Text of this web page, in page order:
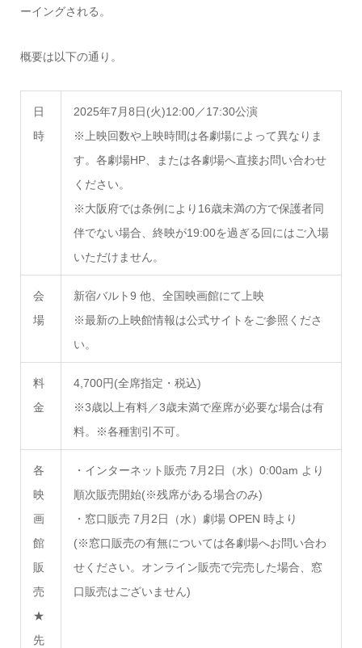
ーイングされる。
概要は以下の通り。
日
時
2025年7月8日(火)12:00／17:30公演
※上映回数や上映時間は各劇場によって異なりま
す。各劇場HP、または各劇場へ直接お問い合わせ
ください。
※大阪府では条例により16歳未満の方で保護者同
伴でない場合、終映が19:00を過ぎる回にはご入場
いただけません。
会
場
新宿バルト9 他、全国映画館にて上映
※最新の上映館情報は公式サイトをご参照くださ
い。
料
金
4,700円(全席指定・税込)
※3歳以上有料／3歳未満で座席が必要な場合は有
料。※各種割引不可。
各
映
画
館
販
売
★
先
・インターネット販売 7月2日（水）0:00am より
順次販売開始(※残席がある場合のみ)
・窓口販売 7月2日（水）劇場 OPEN 時より
(※窓口販売の有無については各劇場へお問い合わ
せください。オンライン販売で完売した場合、窓
口販売はございません)